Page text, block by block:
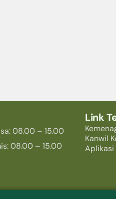
08.00 – 15.00
08.00 – 15.00
Link
Kanwil
Aplikasi